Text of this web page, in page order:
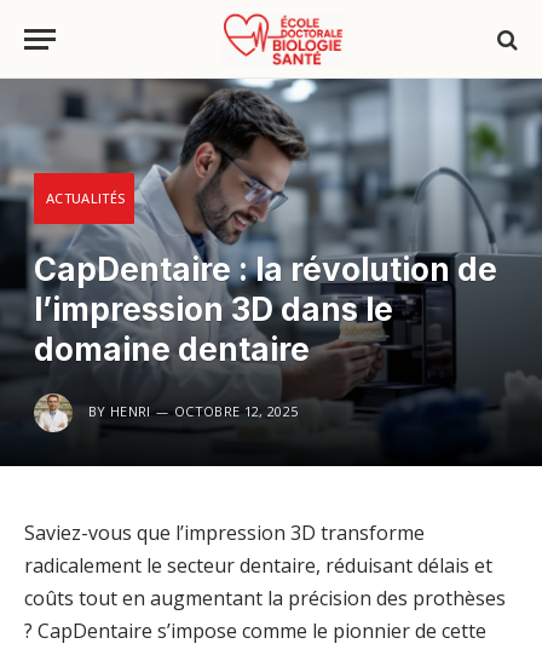
ACTUALITÉS
CapDentaire : la révolution de
l’impression 3D dans le
domaine dentaire
BY HENRI OCTOBRE 12, 2025
Saviez-vous que l’impression 3D transforme
radicalement le secteur dentaire, réduisant délais et
coûts tout en augmentant la précision des prothèses
? CapDentaire s’impose comme le pionnier de cette